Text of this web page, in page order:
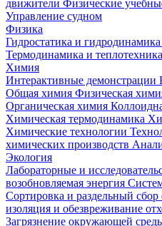
движители Физические
Управление судном
Физика
Гидростатика и гидродинамика
Термодинамика и теплотехника
Химия
Интерактивные демонстрации
Общая химия Физическая
Органическая химия
Химическая термодинамика
Химические технологии
химических производств
Экология
Лабораторные и
возобновляемая энергия
Сортировка и раздельный сбор
изоляция и обезвреживание
Загрязнение окружающей